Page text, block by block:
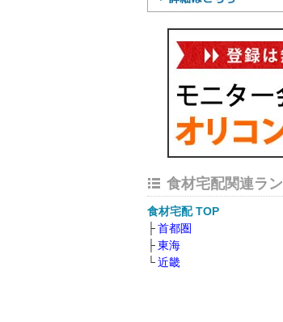
食材宅配関連ラ
食材宅配 TOP
首都圏
東海
近畿